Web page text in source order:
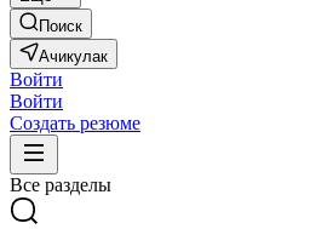
Поиск
Ачикулак
Войти
Войти
Создать резюме
Все разделы